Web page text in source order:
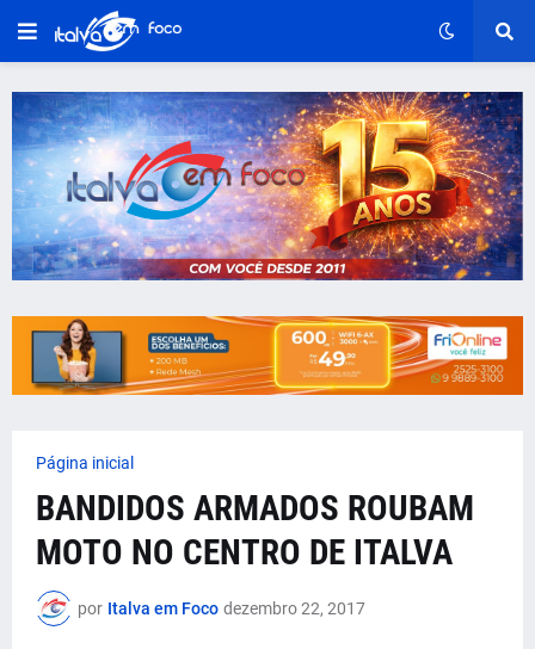
Página inicial
BANDIDOS ARMADOS ROUBAM
MOTO NO CENTRO DE ITALVA
por Italva em Foco dezembro 22, 2017